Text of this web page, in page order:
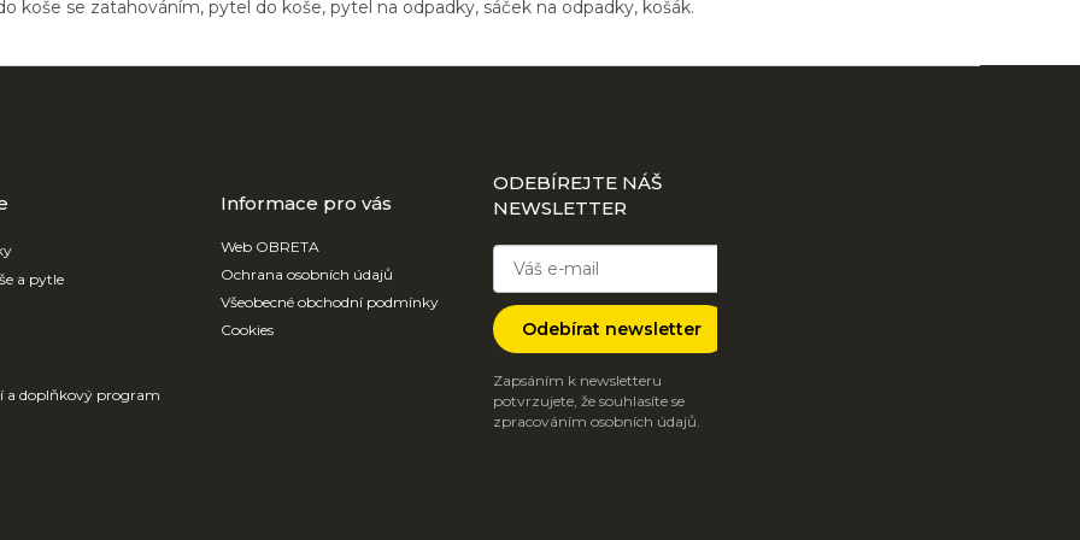
koše se zatahováním, pytel do koše, pytel na odpadky, sáček na odpadky, košák.
a pytle
a doplňkový program
Informace pro vás
Web OBRETA
Ochrana osobních údajů
Všeobecné obchodní podmínky
Cookies
ODEBÍREJTE NÁŠ
NEWSLETTER
Odebírat newsletter
Zapsáním k newsletteru
potvrzujete, že souhlasíte se
zpracováním osobních údajů.